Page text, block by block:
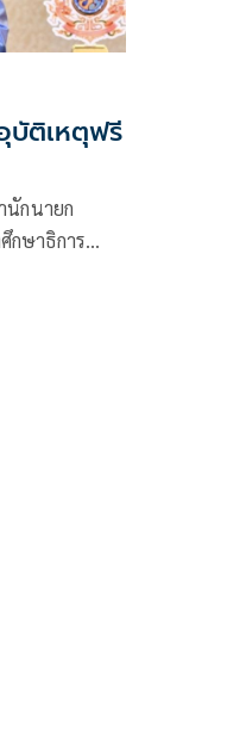
บัติเหตุฟรี
นักนายก
กษาธิการ